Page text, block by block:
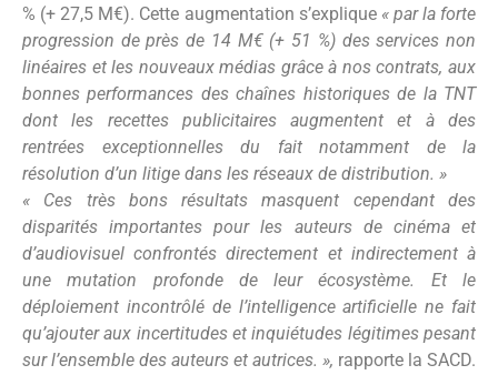
% (+ 27,5 M€). Cette augmentation s’explique « par la forte
progression de près de 14 M€ (+ 51 %) des services non
linéaires et les nouveaux médias grâce à nos contrats, aux
bonnes performances des chaînes historiques de la TNT
dont les recettes publicitaires augmentent et à des
rentrées exceptionnelles du fait notamment de la
résolution d’un litige dans les réseaux de distribution. »
« Ces très bons résultats masquent cependant des
disparités importantes pour les auteurs de cinéma et
d’audiovisuel confrontés directement et indirectement à
une mutation profonde de leur écosystème. Et le
déploiement incontrôlé de l’intelligence artificielle ne fait
qu’ajouter aux incertitudes et inquiétudes légitimes pesant
sur l’ensemble des auteurs et autrices. », rapporte la SACD.